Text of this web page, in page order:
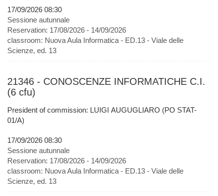
17/09/2026 08:30
Sessione autunnale
Reservation: 17/08/2026 - 14/09/2026
classroom: Nuova Aula Informatica - ED.13 - Viale delle
Scienze, ed. 13
21346 - CONOSCENZE INFORMATICHE C.I.
(6 cfu)
President of commission: LUIGI AUGUGLIARO (PO STAT-
01/A)
17/09/2026 08:30
Sessione autunnale
Reservation: 17/08/2026 - 14/09/2026
classroom: Nuova Aula Informatica - ED.13 - Viale delle
Scienze, ed. 13